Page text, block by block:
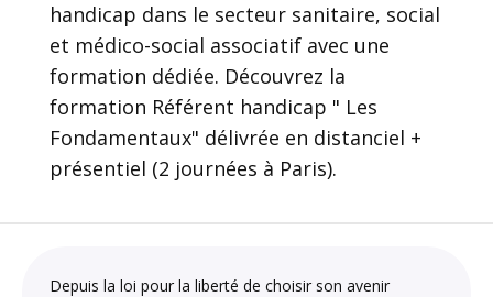
handicap dans le secteur sanitaire, social
et médico-social associatif avec une
formation dédiée. Découvrez la
formation Référent handicap " Les
Fondamentaux" délivrée en distanciel +
présentiel (2 journées à Paris).
Depuis la loi pour la liberté de choisir son avenir